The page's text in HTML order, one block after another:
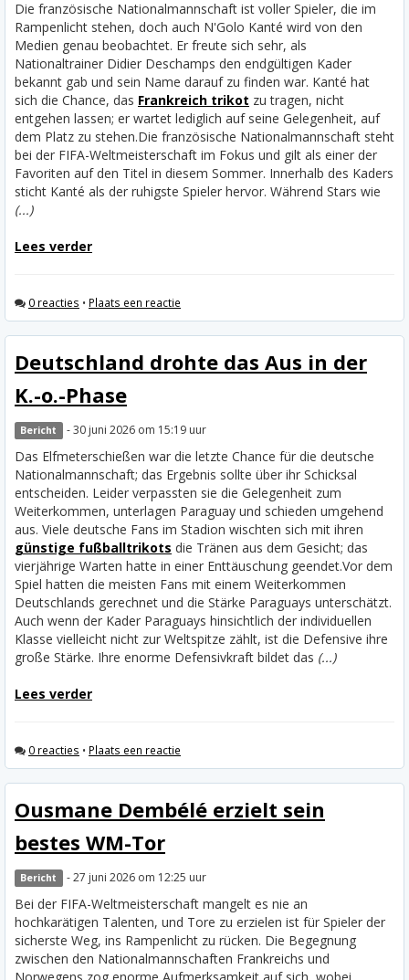
Die französische Nationalmannschaft ist voller Spieler, die im
Rampenlicht stehen, doch auch N'Golo Kanté wird von den
Medien genau beobachtet. Er freute sich sehr, als
Nationaltrainer Didier Deschamps den endgültigen Kader
bekannt gab und sein Name darauf zu finden war. Kanté hat
sich die Chance, das Frankreich trikot zu tragen, nicht
entgehen lassen; er wartet lediglich auf seine Gelegenheit, auf
dem Platz zu stehen.Die französische Nationalmannschaft steht
bei der FIFA-Weltmeisterschaft im Fokus und gilt als einer der
Favoriten auf den Titel in diesem Sommer. Innerhalb des Kaders
sticht Kanté als der ruhigste Spieler hervor. Während Stars wie
(...)
Lees verder
0 reacties • Plaats een reactie
Deutschland drohte das Aus in der
K.-o.-Phase
Bericht - 30 juni 2026 om 15:19 uur
Das Elfmeterschießen war die letzte Chance für die deutsche
Nationalmannschaft; das Ergebnis sollte über ihr Schicksal
entscheiden. Leider verpassten sie die Gelegenheit zum
Weiterkommen, unterlagen Paraguay und schieden umgehend
aus. Viele deutsche Fans im Stadion wischten sich mit ihren
günstige fußballtrikots die Tränen aus dem Gesicht; das
vierjährige Warten hatte in einer Enttäuschung geendet.Vor dem
Spiel hatten die meisten Fans mit einem Weiterkommen
Deutschlands gerechnet und die Stärke Paraguays unterschätzt.
Auch wenn der Kader Paraguays hinsichtlich der individuellen
Klasse vielleicht nicht zur Weltspitze zählt, ist die Defensive ihre
große Stärke. Ihre enorme Defensivkraft bildet das (...)
Lees verder
0 reacties • Plaats een reactie
Ousmane Dembélé erzielt sein
bestes WM-Tor
Bericht - 27 juni 2026 om 12:25 uur
Bei der FIFA-Weltmeisterschaft mangelt es nie an
hochkarätigen Talenten, und Tore zu erzielen ist für Spieler der
sicherste Weg, ins Rampenlicht zu rücken. Die Begegnung
zwischen den Nationalmannschaften Frankreichs und